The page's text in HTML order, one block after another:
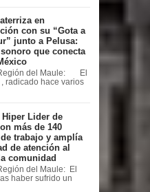
en
con su “Gota a
junto a Pelusa:
que conecta
del Maule: El
radicado hace varios
Hiper Lider de
más de 140
trabajo y amplía
de atención al
comunidad
del Maule: El
haber sufrido un